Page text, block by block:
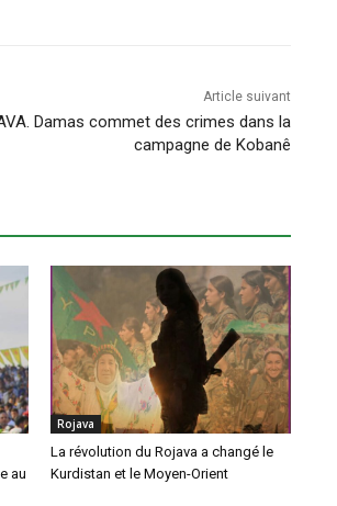
Article suivant
Damas commet des crimes dans la
campagne de Kobanê
au
Rojava
La révolution du Rojava a changé le
Kurdistan et le Moyen-Orient